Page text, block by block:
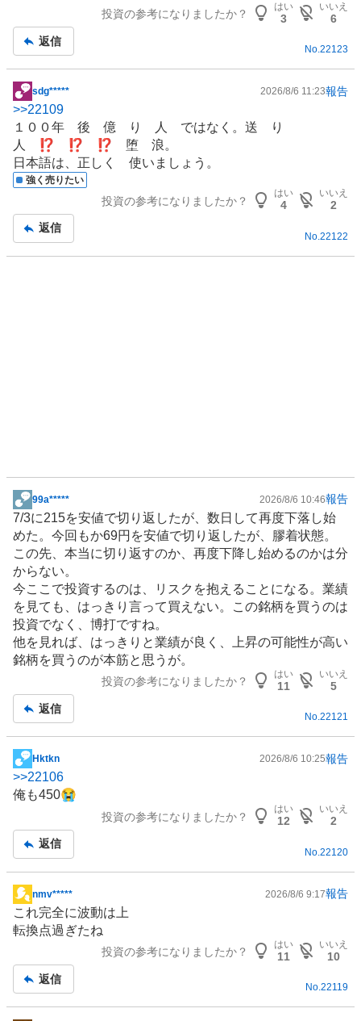
見
.
6
9
%
、
売
り
た
%
%
投資の参考になりましたか？
はい
3
いいえ
6
返信
No.22123
掲
示
板
記
事
sdg***** 2026/8/6 11:23報告
>>22109
１００年 後 億 り 人 ではなく。送 り
人 ⁉️ ⁉️ ⁉️ 堕 浪。
日本語は、正しく 使いましょう。
強く売りたい
投資の参考になりましたか？
はい
4
いいえ
2
返信
No. 22122
掲
示
板
記
事
99a***** 2026/8/6 10:46報告
7/3に215を安値で切り返したが、数日して再度下落し始
めた。今回もか69円を安値で切り返したが、膠着状態。
この先、本当に切り返すのか、再度下降し始めるのかは分
からない。
今ここで投資するのは、リスクを抱えることになる。業績
を見ても、はっきり言って買えない。この銘柄を買うのは
投資でなく、博打ですね。
他を見れば、はっきりと業績が良く、上昇の可能性が高い
銘柄を買うのが本筋と思うが。
投資の参考になりましたか？
はい
11
いいえ
5
返信
No.22121
掲
示
板
Hktkn 2026/8/6 10:25報告
>>22106
俺も450😭
投資の参考になりましたか？
はい
12
いいえ
2
返信
No. 22120
掲
示
板
nmv***** 2026/8/6 9:17報告
これ完全に波動は上
転換点過ぎたね
投資の参考になりましたか？
はい
11
いいえ
10
返信
No.22119